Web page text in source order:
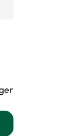
/ Blomsterlönn